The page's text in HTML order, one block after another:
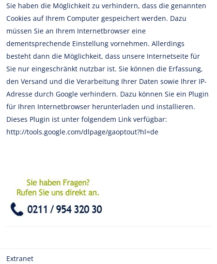
Sie haben die Möglichkeit zu verhindern, dass die genannten
Cookies auf Ihrem Computer gespeichert werden. Dazu
müssen Sie an Ihrem Internetbrowser eine
dementsprechende Einstellung vornehmen. Allerdings
besteht dann die Möglichkeit, dass unsere Internetseite für
Sie nur eingeschränkt nutzbar ist. Sie können die Erfassung,
den Versand und die Verarbeitung Ihrer Daten sowie Ihrer IP-
Adresse durch Google verhindern. Dazu können Sie ein Plugin
für Ihren Internetbrowser herunterladen und installieren.
Dieses Plugin ist unter folgendem Link verfügbar:
http://tools.google.com/dlpage/gaoptout?hl=de
Extranet